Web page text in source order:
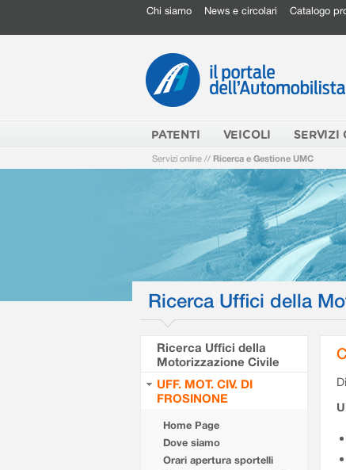
Chi siamo News e circolari Catalogo
PATENTI VEICOLI SERVIZI
Servizi online // Ricerca e Gestione UMC
Ricerca Uffici della
Ricerca Uffici della
Motorizzazione Civile
UFF. MOT. CIV. DI
FROSINONE
Home Page
Dove siamo
Orari apertura sportelli